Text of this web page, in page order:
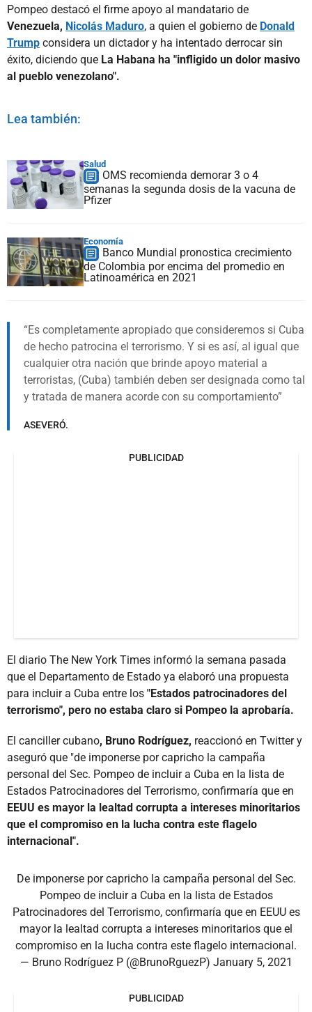
Pompeo destacó el firme apoyo al mandatario de
Venezuela, Nicolás Maduro, a quien el gobierno de Donald
Trump considera un dictador y ha intentado derrocar sin
éxito, diciendo que La Habana ha "infligido un dolor masivo
al pueblo venezolano".
Lea también:
Salud
OMS recomienda demorar 3 o 4
semanas la segunda dosis de la vacuna de
Pfizer
Economía
Banco Mundial pronostica crecimiento
de Colombia por encima del promedio en
Latinoamérica en 2021
Es completamente apropiado que consideremos si Cuba
de hecho patrocina el terrorismo. Y si es así, al igual que
cualquier otra nación que brinde apoyo material a
terroristas, (Cuba) también deben ser designada como tal
y tratada de manera acorde con su comportamiento
ASEVERÓ.
PUBLICIDAD
El diario The New York Times informó la semana pasada
que el Departamento de Estado ya elaboró una propuesta
para incluir a Cuba entre los "Estados patrocinadores del
terrorismo", pero no estaba claro si Pompeo la aprobaría.
El canciller cubano, Bruno Rodríguez, reaccionó en Twitter y
aseguró que "de imponerse por capricho la campaña
personal del Sec. Pompeo de incluir a Cuba en la lista de
Estados Patrocinadores del Terrorismo, confirmaría que en
EEUU es mayor la lealtad corrupta a intereses minoritarios
que el compromiso en la lucha contra este flagelo
internacional".
De imponerse por capricho la campaña personal del Sec.
Pompeo de incluir a Cuba en la lista de Estados
Patrocinadores del Terrorismo, confirmaría que en EEUU es
mayor la lealtad corrupta a intereses minoritarios que el
compromiso en la lucha contra este flagelo internacional.
— Bruno Rodríguez P (@BrunoRguezP) January 5, 2021
PUBLICIDAD